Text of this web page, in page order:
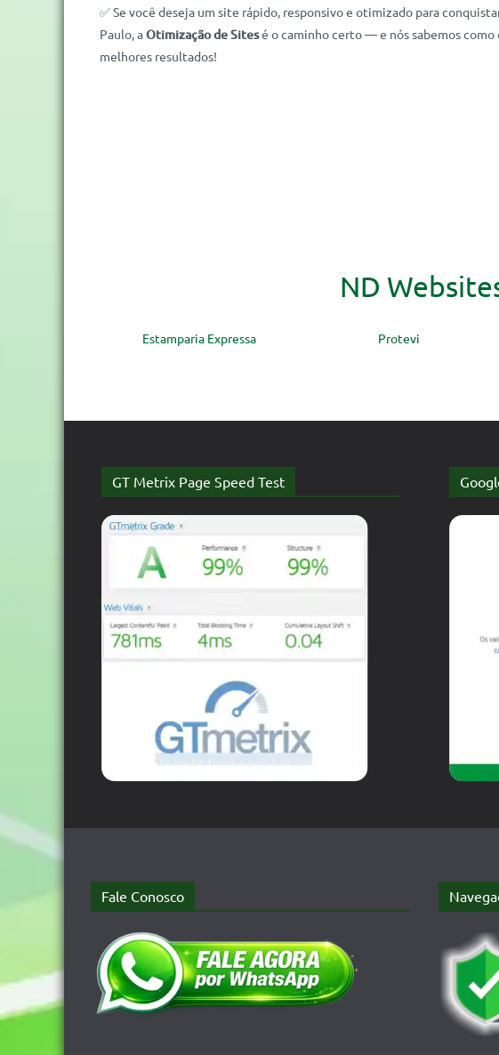
✅ Se você deseja um site rápido, responsivo e otimizado para
Paulo, aOtimização de Sitesé o caminho certo — e nós sabemos como
melhores resultados!
ND
Estamparia Expressa Protevi
GT Metrix Page Speed Test
Fale Conosco